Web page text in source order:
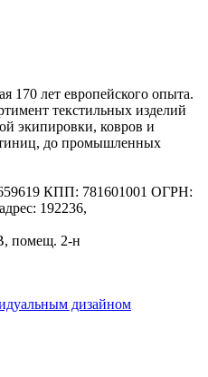
170 лет европейского опыта.
текстильных изделий
экипировки, ковров и
до промышленных
КПП: 781601001 ОГРН:
192236,
помещ. 2-н
дизайном